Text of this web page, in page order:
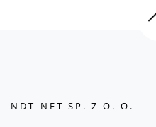
NDT-NET SP. Z O. O.